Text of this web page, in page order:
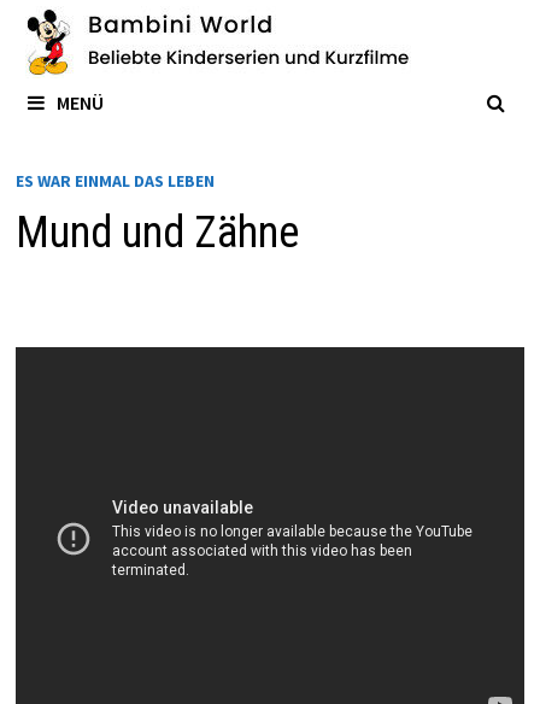
Zum
Inhalt
springen
MENÜ
ES WAR EINMAL DAS LEBEN
Mund und Zähne